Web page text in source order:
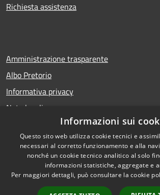
Richiesta assistenza
Amministrazione trasparente
Albo Pretorio
Informativa privacy
Note legali
Dichiarazione di accessibilità
RSS
Accessibilità
Copyright
Informazioni sui
Questo sito web utilizza cookie tecnici e
necessari al corretto funzionamento e alla
nonché un cookie tecnico analitico al solo
informazioni statistiche, aggregate e
Per maggiori dettagli, può consultare la cookie